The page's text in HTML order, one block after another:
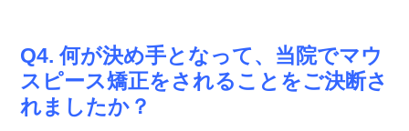
Q4. 何が決め手となって、当院でマウ
スピース矯正をされることをご決断さ
れましたか？